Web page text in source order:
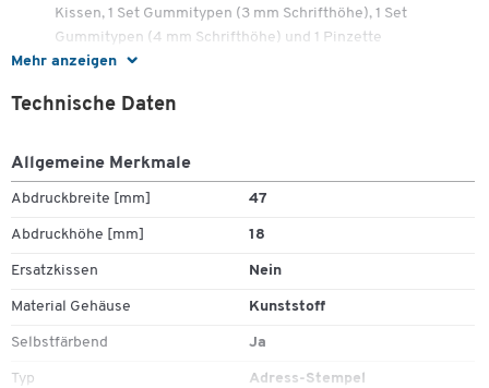
Mehr anzeigen
Kissen, 1 Set Gummitypen (3 mm Schrifthöhe), 1 Set
Gummitypen (4 mm Schrifthöhe) und 1 Pinzette
Technische Daten
Allgemeine Merkmale
Abdruckbreite [mm] 47
Abdruckhöhe [mm] 18
Ersatzkissen Nein
Material Gehäuse Kunststoff
Selbstfärbend Ja
Typ
Adress-Stempel